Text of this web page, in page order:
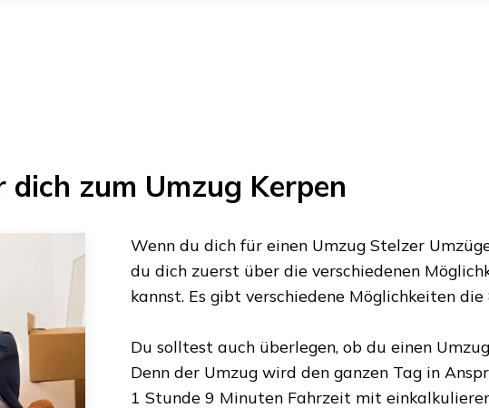
zum Umzug Kerpen
Wenn du dich für einen Umzug Stelzer
du dich zuerst über die verschiedenen
kannst. Es gibt verschiedene Möglichkeiten die
Du solltest auch überlegen, ob du einen
Denn der Umzug wird den ganzen Tag in
1 Stunde 9 MinutenFahrzeit mit